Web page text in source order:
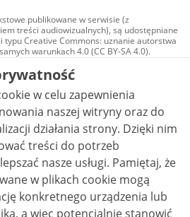
publikowane w serwisie (z
treści audiowizualnych), są udostępniane
typu Creative Commons: uznanie autorstwa
warunkach 4.0 (CC BY-SA 4.0).
audiowizualne, w tym zdjęcia, materiały
są udostępniane na licencji typu
uznanie autorstwa użycie
- bez utworów zależnych 4.0 (CC BY-
o ile nie jest to stwierdzone inaczej.
w celu zapewnienia
naszej witryny oraz do
strony. Dzięki nim
treści do potrzeb
usługi. Pamiętaj, że
w plikach cookie mogą
konkretnego urządzenia lub
a więc potencjalnie stanowić